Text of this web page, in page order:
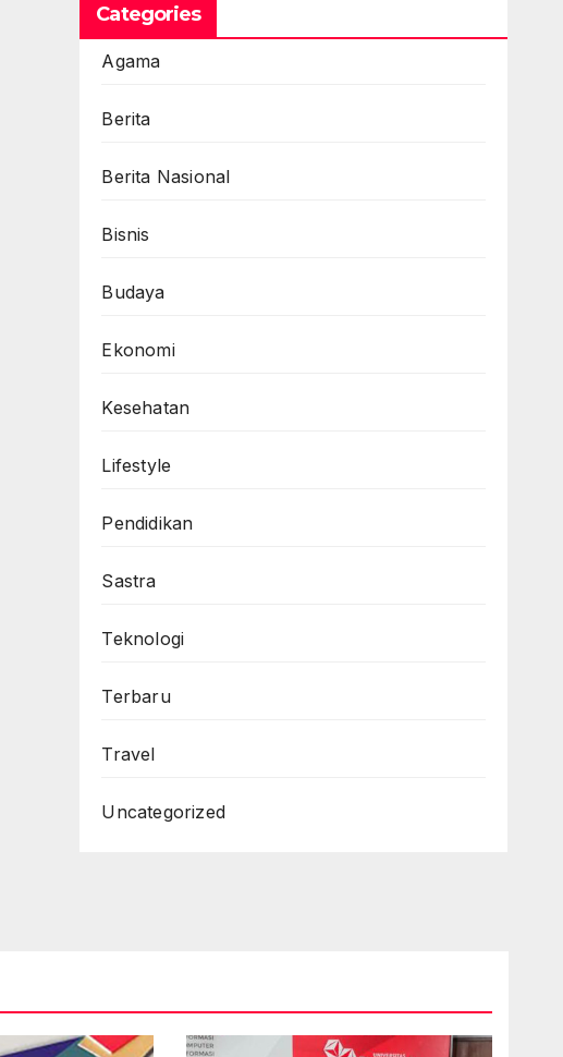
Categories
Agama
Berita
Berita Nasional
Bisnis
Budaya
Ekonomi
Kesehatan
Lifestyle
Pendidikan
Sastra
Teknologi
Terbaru
Travel
Uncategorized